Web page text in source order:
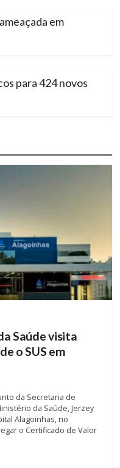
em
para 424 novos
Saúde visita
o SUS em
da Secretaria de
da Saúde, Jerzey
Alagoinhas, no
o Certificado de Valor